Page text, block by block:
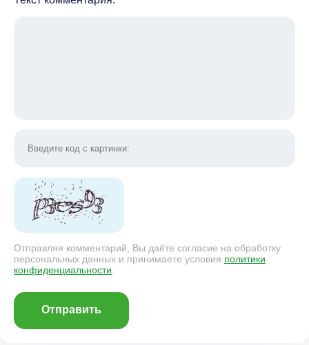
Отправляя комментарий, Вы даёте согласие на обработку
персональных данных и принимаете условия политики
конфиденциальности.
Отправить